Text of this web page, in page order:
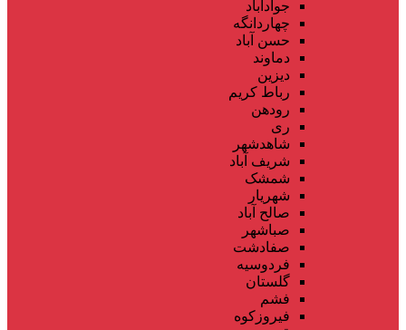
جوادآباد
چهاردانگه
حسن آباد
دماوند
دیزین
رباط کریم
رودهن
ری
شاهدشهر
شریف آباد
شمشک
شهریار
صالح آباد
صباشهر
صفادشت
فردوسیه
گلستان
فشم
فیروزکوه